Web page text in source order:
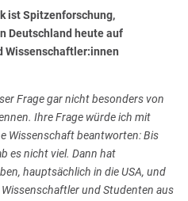
ist Spitzenforschung,
Deutschland heute auf
Wissenschaftler:innen
Frage gar nicht besonders von
Ihre Frage würde ich mit
Wissenschaft beantworten: Bis
es nicht viel. Dann hat
hauptsächlich in die USA, und
und Studenten aus